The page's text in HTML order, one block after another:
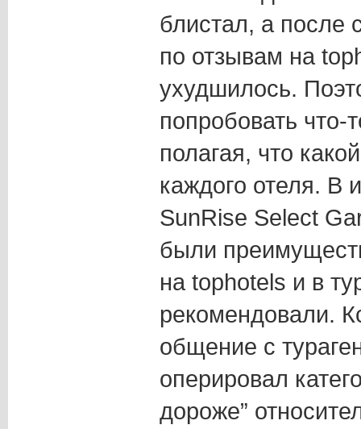
блистал, а после
по отзывам на
ухудшилось.
попробовать что-
полагая, что
каждого отеля. В
SunRise Select
были
на tophotels и в
рекомендовали.
общение с
оперировал
дороже”